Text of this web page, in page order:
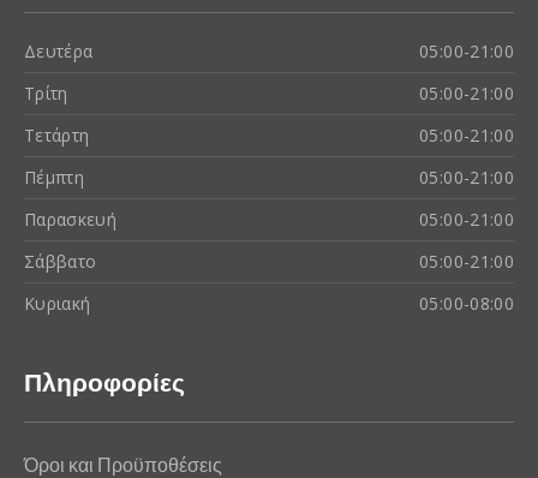
Δευτέρα
05:00-21:00
Τρίτη
05:00-21:00
Τετάρτη
05:00-21:00
Πέμπτη
05:00-21:00
Παρασκευή
05:00-21:00
Σάββατο
05:00-21:00
Κυριακή
05:00-08:00
Πληροφορίες
Όροι και Προϋποθέσεις